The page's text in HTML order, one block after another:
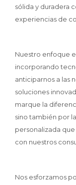
sólida y duradera
experiencias de
Nuestro enfoque
incorporando
anticiparnos a las
soluciones
marque la
sino también por
personalizada
con nuestros
Nos esforzamos